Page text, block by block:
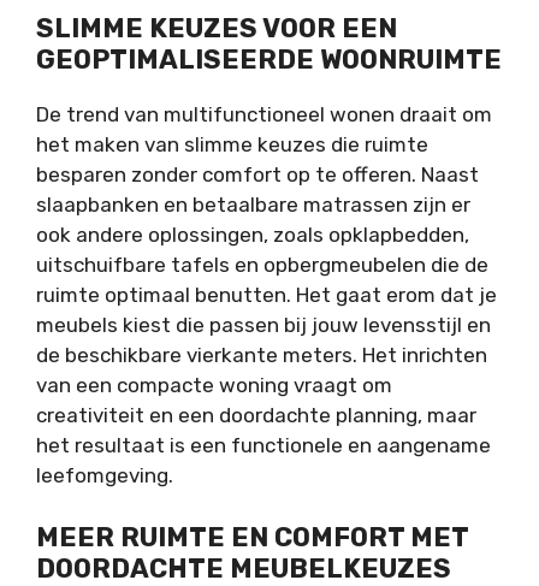
SLIMME KEUZES VOOR EEN
GEOPTIMALISEERDE WOONRUIMTE
De trend van multifunctioneel wonen draait om
het maken van slimme keuzes die ruimte
besparen zonder comfort op te offeren. Naast
slaapbanken en betaalbare matrassen zijn er
ook andere oplossingen, zoals opklapbedden,
uitschuifbare tafels en opbergmeubelen die de
ruimte optimaal benutten. Het gaat erom dat je
meubels kiest die passen bij jouw levensstijl en
de beschikbare vierkante meters. Het inrichten
van een compacte woning vraagt om
creativiteit en een doordachte planning, maar
het resultaat is een functionele en aangename
leefomgeving.
MEER RUIMTE EN COMFORT MET
DOORDACHTE MEUBELKEUZES